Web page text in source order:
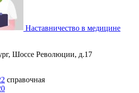
Наставничество в медицине
Шоссе Революции, д.17
справочная